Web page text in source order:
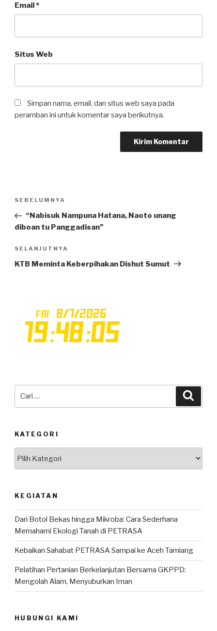
Email*
Situs Web
Simpan nama, email, dan situs web saya pada
peramban ini untuk komentar saya berikutnya.
Navigasi
Pos
Sebelumnya
SEBELUMNYA
“Nabisuk Nampuna Hatana, Naoto unang
diboan tu Panggadisan”
Pos
Selanjutnya
SELANJUTNYA
KTB Meminta Keberpihakan Dishut Sumut
KATEGORI
KEGIATAN
Dari Botol Bekas hingga Mikroba: Cara Sederhana
Memahami Ekologi Tanah di PETRASA
Kebaikan Sahabat PETRASA Sampai ke Aceh Tamiang
Pelatihan Pertanian Berkelanjutan Bersama GKPPD:
Mengolah Alam, Menyuburkan Iman
HUBUNGI KAMI